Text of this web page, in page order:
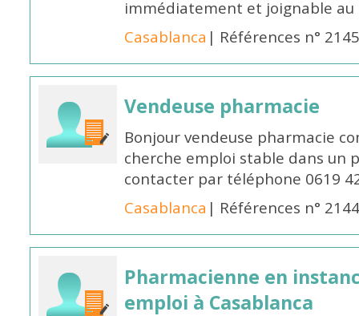
immédiatement et joignable au
Casablanca | Références n°
Vendeuse pharmacie
Bonjour vendeuse pharmacie
cherche emploi stable dans un
contacter par téléphone 0619
Casablanca | Références n°
Pharmacienne en
emploi à Casablanca